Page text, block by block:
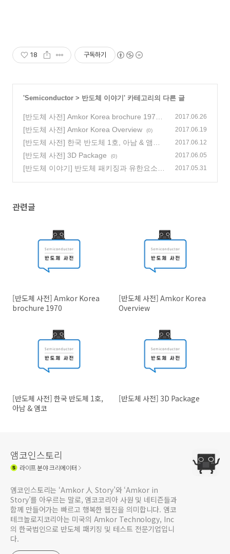
18 구독하기
'Semiconductor > 반도체 이야기' 카테고리의 다른 글
[반도체 사전] Amkor Korea brochure 1970
(0)
2017.06.26
[반도체 사전] Amkor Korea Overview (0) 2017.06.19
[반도체 사전] 한국 반도체 1호, 아남 & 앰코
(0)
2017.06.12
[반도체 사전] 3D Package (0) 2017.06.05
[반도체 이야기] 반도체 패키징과 유한요소
2017.05.31
관련글
[반도체 사전] Amkor Korea
brochure 1970
[반도체 사전] Amkor Korea
Overview
[반도체 사전] 한국 반도체 1호,
아남 & 앰코
[반도체 사전] 3D Package
앰코인스토리
라이프분야 크리에이터
앰코인스토리는 ‘Amkor 人 Story’와 ‘Amkor in
Story’를 아우르는 말로, 앰코코리아 사원 및 네티즌들과
함께 만들어가는 빠르고 행복한 웹진을 의미합니다. 앰코
테크놀로지코리아는 미국의 Amkor Technology, Inc
의 한국법인으로 반도체 패키징 및 테스트 전문기업입니
다.